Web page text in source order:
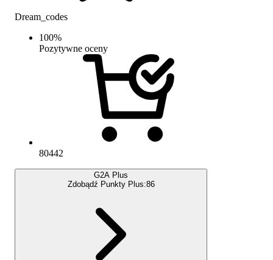
Dream_codes
100%
Pozytywne oceny
80442
G2A Plus
Zdobądź Punkty Plus:86